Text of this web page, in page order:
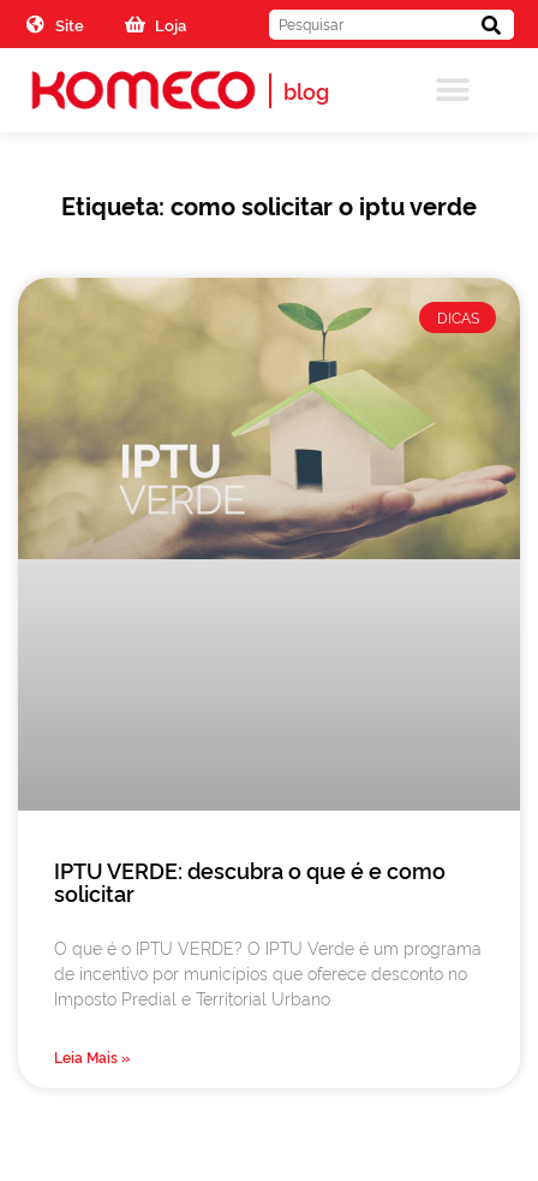
Skip to the content
Site Loja
blog
Etiqueta: como solicitar o iptu verde
DICAS
IPTU VERDE: descubra o que é e como
solicitar
O que é o IPTU VERDE? O IPTU Verde é um programa
de incentivo por municípios que oferece desconto no
Imposto Predial e Territorial Urbano
Leia Mais »